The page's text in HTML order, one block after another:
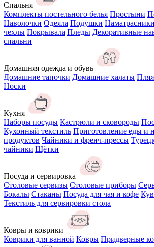
Спальня
Комплекты постельного белья Простыни
Наволочки Одеяла Подушки
чехлы Покрывала Пледы Декоративные
спальни
Домашняя одежда и обувь
Домашние тапочки Домашние халаты
Носки
Кухня
Наборы посуды Кастрюли и сковороды
Кухонный текстиль Приготовление еды и
продуктов Чайники и френч-прессы
чайники Щётки
Посуда и сервировка
Столовые сервизы Столовые приборы
Бокалы Стаканы Посуда для чая и кофе
Текстиль для сервировки стола
Ковры и коврики
Коврики для ванной Ковры Придверные